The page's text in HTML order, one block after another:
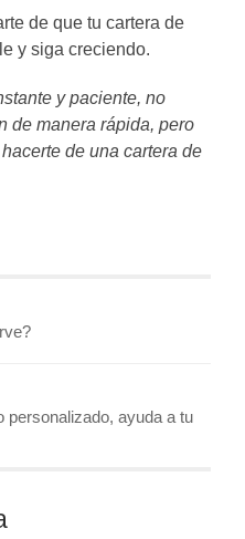
de que tu cartera de
y siga creciendo.
y paciente, no
de manera rápida, pero
de una cartera de
personalizado, ayuda a tu